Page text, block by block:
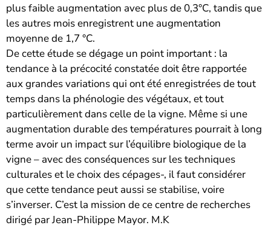
plus faible augmentation avec plus de 0,3°C, tandis que
les autres mois enregistrent une augmentation
moyenne de 1,7 °C.
De cette étude se dégage un point important : la
tendance à la précocité constatée doit être rapportée
aux grandes variations qui ont été enregistrées de tout
temps dans la phénologie des végétaux, et tout
particulièrement dans celle de la vigne. Même si une
augmentation durable des températures pourrait à long
terme avoir un impact sur l’équilibre biologique de la
vigne – avec des conséquences sur les techniques
culturales et le choix des cépages-, il faut considérer
que cette tendance peut aussi se stabilise, voire
s’inverser. C’est la mission de ce centre de recherches
dirigé par Jean-Philippe Mayor. M.K